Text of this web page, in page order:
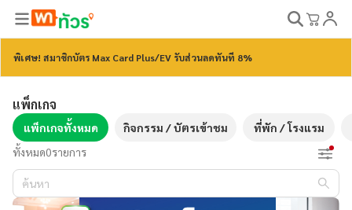
พิเศษ! สมาชิกบัตร Max Card Plus/EV รับส่วนลดทันที 8%
แพ็กเกจ
แพ็กเกจทั้งหมด กิจกรรม / บัตรเข้าชม
ที่พัก / โรงแรม
ทั้งหมด0รายการ